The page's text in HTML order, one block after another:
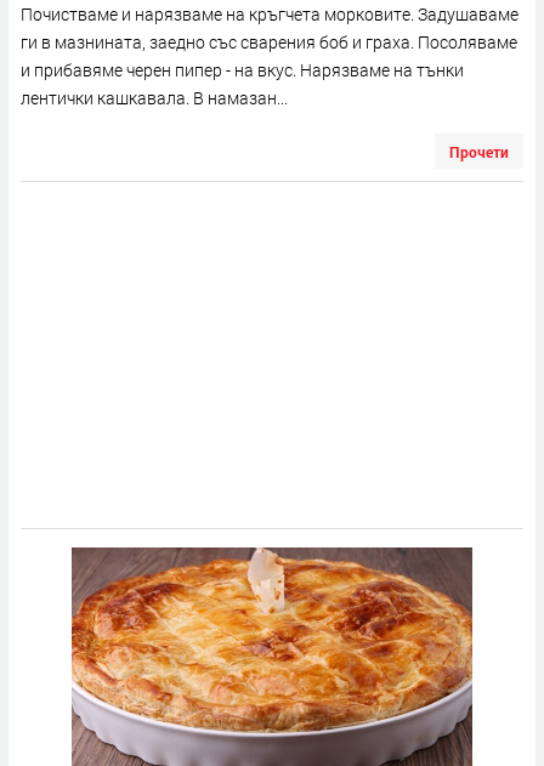
Почистваме и нарязваме на кръгчета морковите. Задушаваме
ги в мазнината, заедно със сварения боб и граха. Посоляваме
и прибавяме черен пипер - на вкус. Нарязваме на тънки
лентички кашкавала. В намазан...
Прочети